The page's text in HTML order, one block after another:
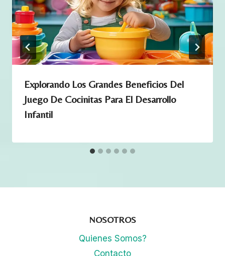
c
n
t
i
Explorando Los Grandes Beneficios Del
Juego De Cocinitas Para El Desarrollo
Infantil
NOSOTROS
Quienes Somos?
Contacto